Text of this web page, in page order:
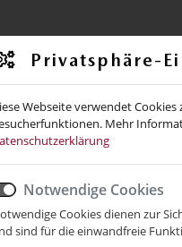
Privatsphäre-
Webseite verwendet
Mehr
Notwendige Cookies
Cookies dienen zur
sind für die einwandfreie